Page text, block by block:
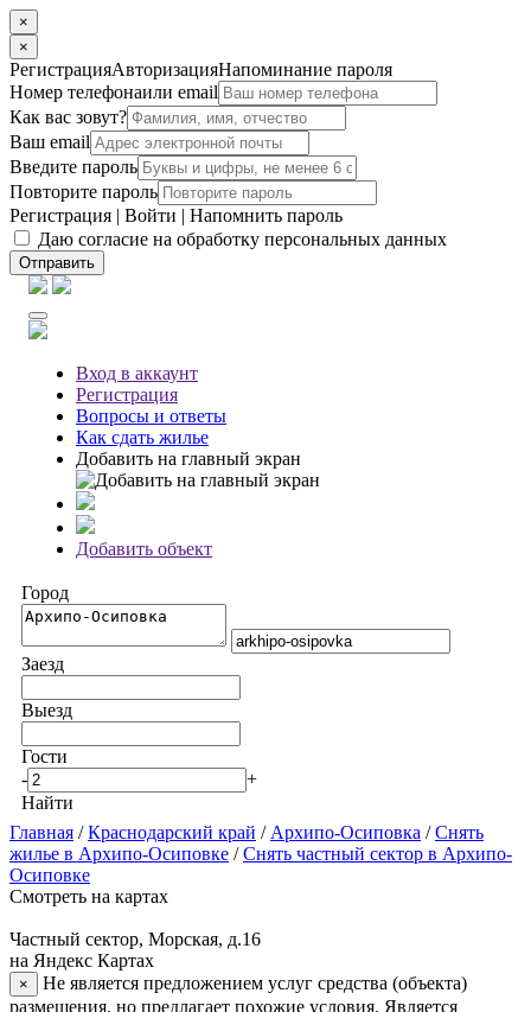
×
×
РегистрацияАвторизацияНапоминание пароля
Номер телефонаили email
Как вас зовут?
Ваш email
Введите пароль
Повторите пароль
Регистрация | Войти | Напомнить пароль
Даю согласие на обработку персональных данных
Отправить
Вход в аккаунт
Регистрация
Вопросы и ответы
Как сдать жилье
Добавить на главный экран
Добавить объект
Город
Заезд
Выезд
Гости
-
+
Найти
Главная /Краснодарский край / Архипо-Осиповка /Снять
жилье в Архипо-Осиповке /Снять частный сектор в Архипо-
Осиповке
Смотреть на картах
Частный сектор, Морская, д.16
на Яндекс Картах
×
Не является предложением услуг средства (объекта)
размещения, но предлагает похожие условия. Является